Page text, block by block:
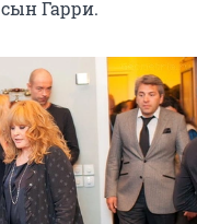
Гарри.